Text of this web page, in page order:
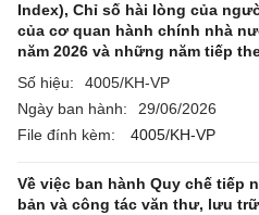
Index), Chỉ số hài lòng của
của cơ quan hành chính nhà
năm 2026 và những năm tiếp
Số hiệu:
4005/KH-VP
Ngày ban hành:
29/06/2026
File đính kèm:
4005/KH-VP
Về việc ban hành Quy chế tiếp
bản và công tác văn thư, lưu